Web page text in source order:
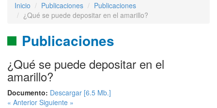
Inicio Publicaciones
Publicaciones
¿Qué se puede depositar en el amarillo?
Publicaciones
¿Qué se puede depositar en el
amarillo?
Documento: Descargar [6.5 Mb.]
« Anterior Siguiente »